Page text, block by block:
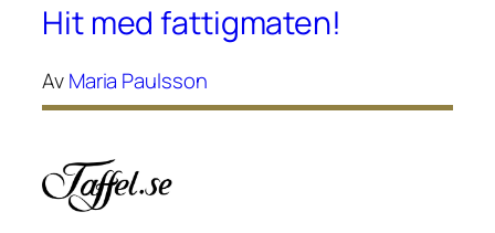
Hit med fattigmaten!
AvMaria Paulsson